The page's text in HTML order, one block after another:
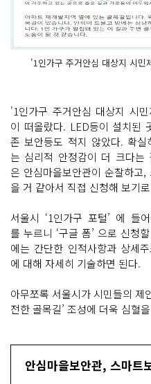
'1인가구 주거안심 대상지 시
'1인가구 주거안심 대상지 시
이 떠올랐다. LED등이 설치된
존 보안등도 적지 않았다. 확
는 심리적 안정감이 더 크다는
은 안심마을보안관이 순찰하고
을 거 같아서 직접 신청해 보기
서울시 ‘1인가구 포털’ 에 들
를 누르니 ‘구글 폼’ 으로 신청
에는 간단한 인적사항과 상세
에 대해 자세히 기술하면 된다.
아무쪼록 서울시가 시민들의 제
전한 골목길’ 조성에 더욱 심혈
안심마을보안관, 스마트